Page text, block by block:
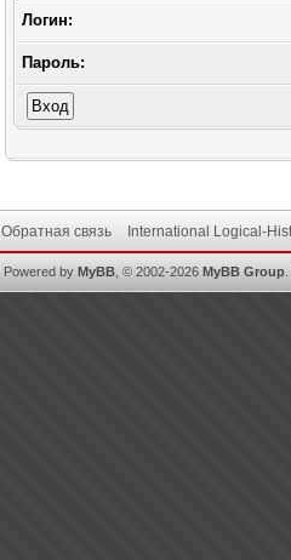
Логин:
Пароль:
Обратная связь International Logical-
Powered by MyBB, © 2002-2026 MyBB Group.